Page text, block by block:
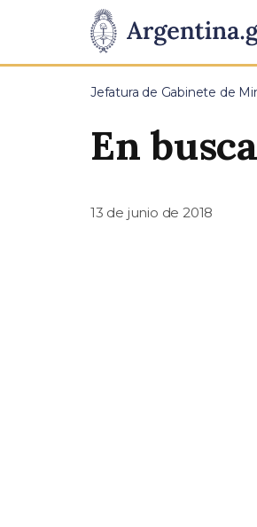
Presidencia
de
Pasar al contenido principal
Jefatura de Gabinete de
En
13 de junio de 2018